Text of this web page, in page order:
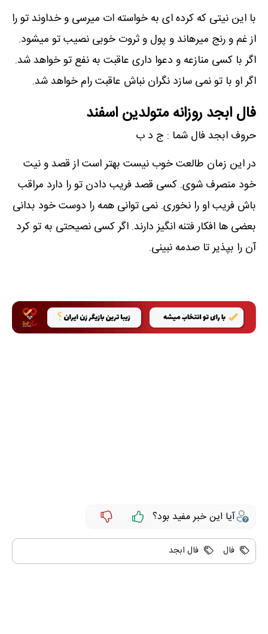
با این نیتی که کرده ای به خواسته ات میرسی و خداوند تو را
از غم و رنج میرهاند و پول و ثروت خوبی نصیب تو میشود.
اگر با کسی منازعه و دعوا داری عاقبت به نفع تو خواهد شد.
اگر او با تو نمی سازد نگران نباش عاقبت رام خواهد شد.
فال ابجد روزانه متولدین اسفند
حروف ابجد فال شما : ج د ب
در این زمان طالعت خوب نیست بهتر است از قصد و نیت
خود منصرف شوی. کسی قصد فریب دادن تو را دارد مراقب
باش فریب او را نخوری. نمی توانی همه را دوست خود بدانی
بعضی ها افکار فتنه انگیز دارند. اگر کسی نصیحتی به تو کرد
آن را بپذیر تا صدمه نبینی.
آیا این خبر مفید بود؟
فال فال ابجد